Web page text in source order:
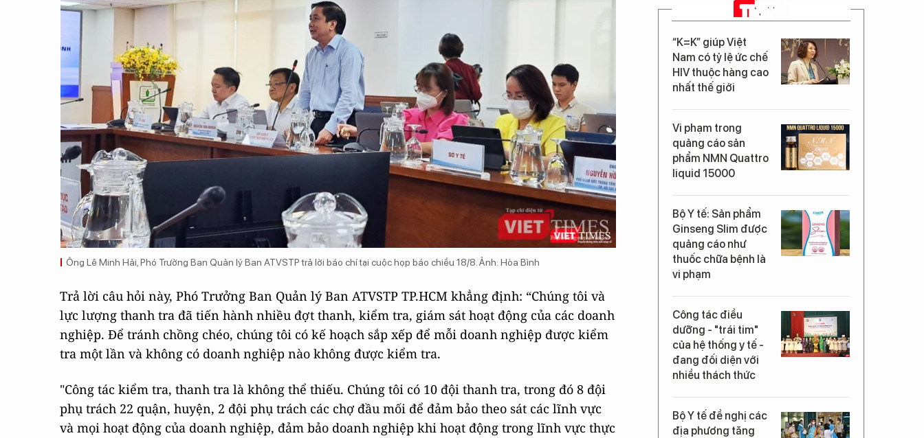
Ông Lê Minh Hải, Phó Trưởng Ban Quản lý Ban ATVSTP trả lời báo chí tại cuộc họp báo chiều 18/8. Ảnh: Hòa Bình
Trả lời câu hỏi này, Phó Trưởng Ban Quản lý Ban ATVSTP TP.HCM khẳng định: “Chúng tôi và
lực lượng thanh tra đã tiến hành nhiều đợt thanh, kiểm tra, giám sát hoạt động của các doanh
nghiệp. Để tránh chồng chéo, chúng tôi có kế hoạch sắp xếp để mỗi doanh nghiệp được kiểm
tra một lần và không có doanh nghiệp nào không được kiểm tra.
"Công tác kiểm tra, thanh tra là không thể thiếu. Chúng tôi có 10 đội thanh tra, trong đó 8 đội
phụ trách 22 quận, huyện, 2 đội phụ trách các chợ đầu mối để đảm bảo theo sát các lĩnh vực
và mọi hoạt động của doanh nghiệp, đảm bảo doanh nghiệp khi hoạt động trong lĩnh vực thực
TIN MỚI
“K=K” giúp Việt
Nam có tỷ lệ ức chế
HIV thuộc hàng cao
nhất thế giới
Vi phạm trong
quảng cáo sản
phẩm NMN Quattro
liquid 15000
Bộ Y tế: Sản phẩm
Ginseng Slim được
quảng cáo như
thuốc chữa bệnh là
vi phạm
Công tác điều
dưỡng - "trái tim"
của hệ thống y tế -
đang đối diện với
nhiều thách thức
Bộ Y tế đề nghị các
địa phương tăng